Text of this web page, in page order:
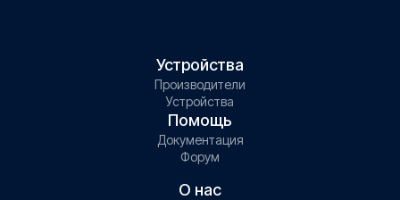
Устройства
Производители
Устройства
Помощь
Документация
Форум
О нас